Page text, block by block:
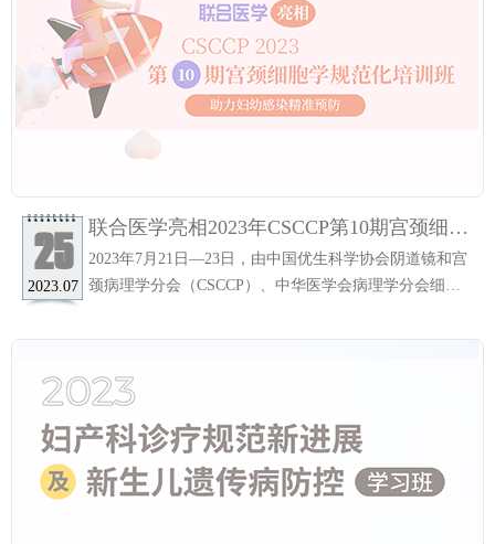
25
2023.07
联合医学亮相2023年CSCCP第10期宫颈细胞
学规范化培训班，助力妇幼感染精准预防
2023年7月21日—23日，由中国优生科学协会阴道镜和宫
颈病理学分会（CSCCP）、中华医学会病理学分会细胞
期宫颈细胞学规范化培训班在湖南长沙市雅士亚豪生酒